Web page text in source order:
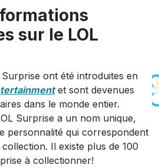
sur le LOL
ont été introduites en
et sont devenues
dans le monde entier.
Surprise a un nom unique,
personnalité qui correspondent
Il existe plus de 100
à collectionner!